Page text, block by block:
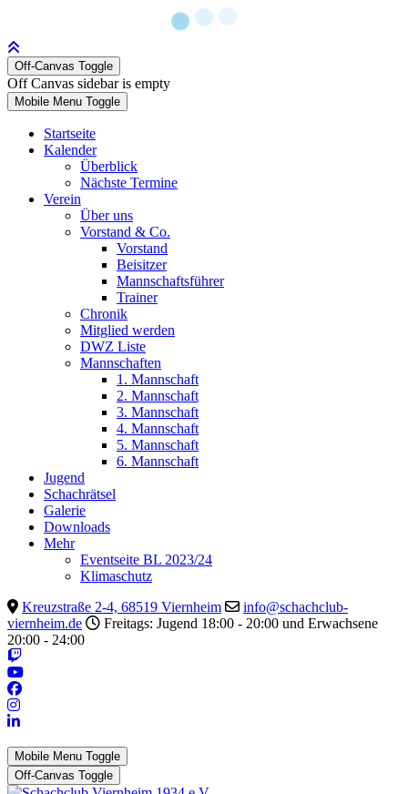
Off-Canvas Toggle
Off Canvas sidebar is empty
Mobile Menu Toggle
Startseite
Kalender
Überblick
Nächste Termine
Verein
Über uns
Vorstand & Co.
Vorstand
Beisitzer
Mannschaftsführer
Trainer
Chronik
Mitglied werden
DWZ Liste
Mannschaften
1. Mannschaft
2. Mannschaft
3. Mannschaft
4. Mannschaft
5. Mannschaft
6. Mannschaft
Jugend
Schachrätsel
Galerie
Downloads
Mehr
Eventseite BL 2023/24
Klimaschutz
Kreuzstraße 2-4, 68519 Viernheim
info@schachclub-
viernheim.de
Freitags: Jugend 18:00 - 20:00 und Erwachsene
20:00 - 24:00
Mobile Menu Toggle
Off-Canvas Toggle